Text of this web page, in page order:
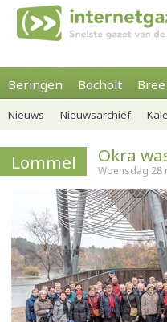
Beringen Bocholt Bree
Nieuws Nieuwsarchief
Lommel Okra
Woensdag 28